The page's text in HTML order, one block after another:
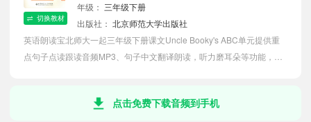
切换教材
年级： 三年级下册
出版社： 北京师范大学出版社
英语朗读宝北师大一起三年级下册课文Uncle Booky's ABC单元提供重
点句子点读跟读音频MP3、句子中文翻译朗读，听力磨耳朵等功能，内
点击免费下载音频到手机